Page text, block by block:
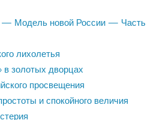
— Модель новой России — Часть
лихолетья
в золотых дворцах
просвещения
и спокойного величия